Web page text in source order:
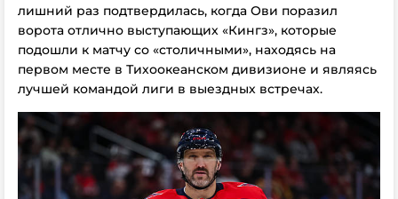
лишний раз подтвердилась, когда Ови поразил
ворота отлично выступающих «Кингз», которые
подошли к матчу со «столичными», находясь на
первом месте в Тихоокеанском дивизионе и являясь
лучшей командой лиги в выездных встречах.